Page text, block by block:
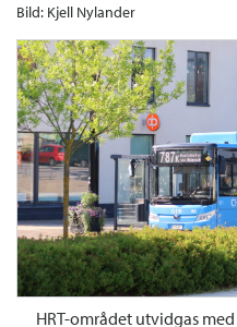
Bild: Kjell Nylander
HRT-området utvidgas